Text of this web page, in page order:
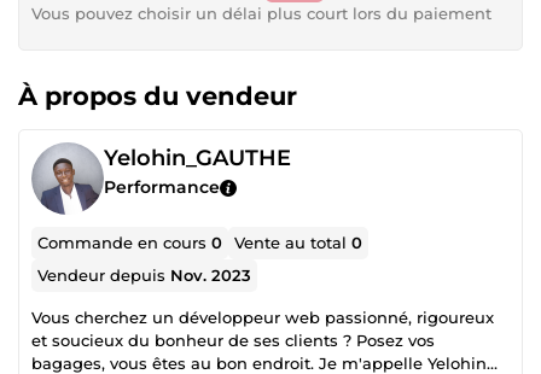
Vous pouvez choisir un délai plus court lors du paiement
À propos du vendeur
Yelohin_GAUTHE
Performance
Commande en cours0 Vente au total0
Vendeur depuis Nov. 2023
Vous cherchez un développeur web passionné, rigoureux
et soucieux du bonheur de ses clients ? Posez vos
bagages, vous êtes au bon endroit. Je m'appelle Yelohin